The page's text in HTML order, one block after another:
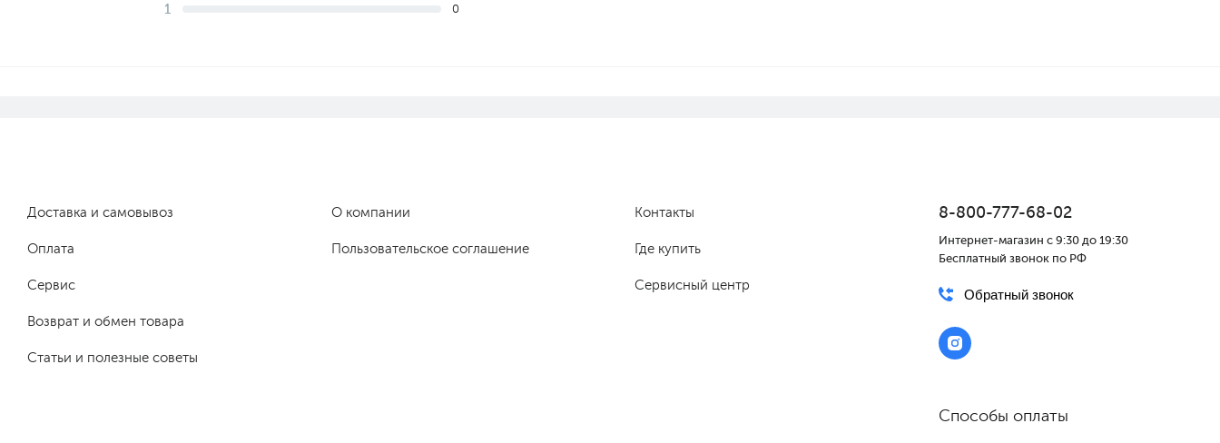
1 0
Доставка и самовывоз
Оплата
Сервис
Возврат и обмен товара
Статьи и полезные советы
О компании
Пользовательское соглашение
Контакты
Где купить
Сервисный центр
8-800-777-68-02
Интернет-магазин с 9:30 до 19:30
Бесплатный звонок по РФ
Обратный звонок
Способы оплаты